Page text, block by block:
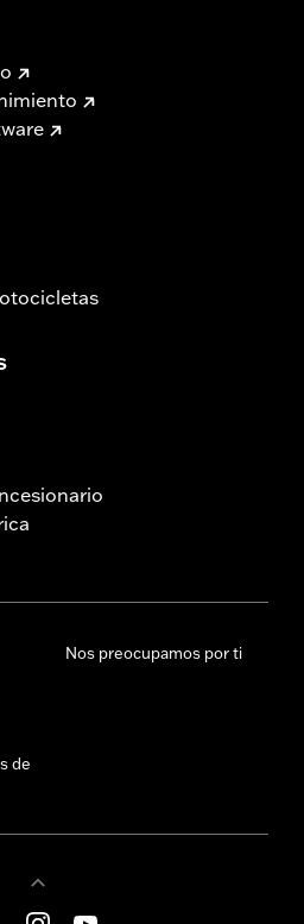
de
Nos preocupamos por ti